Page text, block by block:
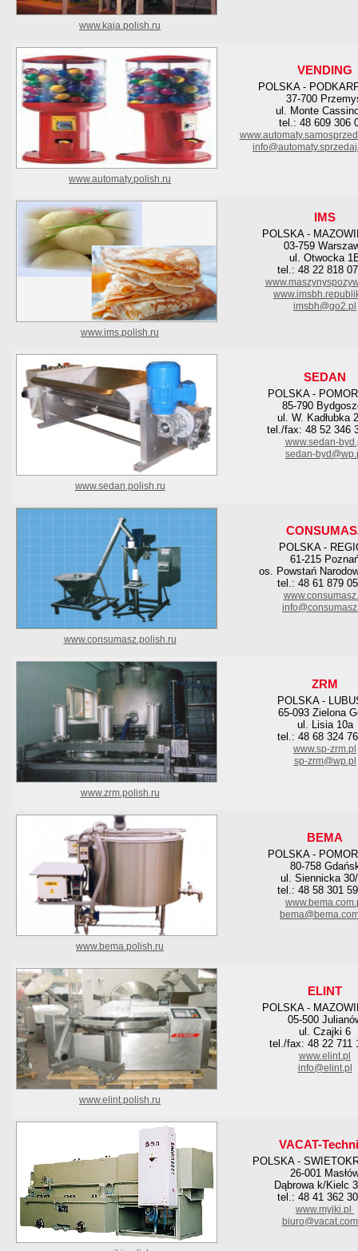
www.kaja.polish.ru
VENDING
POLSKA -
37-700
ul. Monte
tel.: 48 609 306
www.automaty.polish.ru
IMS
POLSKA -
03-759
ul. Otwocka
tel.: 48 22 818
imsbh@go2.pl
www.ims.polish.ru
SEDAN
POLSKA -
85-790
ul. W. Kadłubka
tel./fax: 48 52 346
www.sedan-
sedan-
www.sedan.polish.ru
POLSKA -
61-215
os. Powstań
tel.: 48 61 879
www.consumasz.polish.ru
ZRM
POLSKA -
65-093 Zielona
ul. Lisia 10a
tel.: 48 68 324
www.sp-zrm.pl
sp-zrm@wp.pl
www.zrm.polish.ru
BEMA
POLSKA -
80-758
ul. Siennicka
tel.: 48 58 301
www.bema.polish.ru
ELINT
POLSKA -
05-500
ul. Czajki 6
tel./fax: 48 22 711
www.elint.pl
info@elint.pl
www.elint.polish.ru
VACAT-
POLSKA -
26-001
Dąbrowa k/Kielc
tel.: 48 41 362
www.myjki.pl